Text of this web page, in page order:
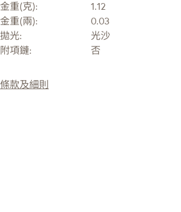
金重(克):
1.12
金重(兩):
0.03
拋光:
光沙
附項鏈:
否
條款及細則